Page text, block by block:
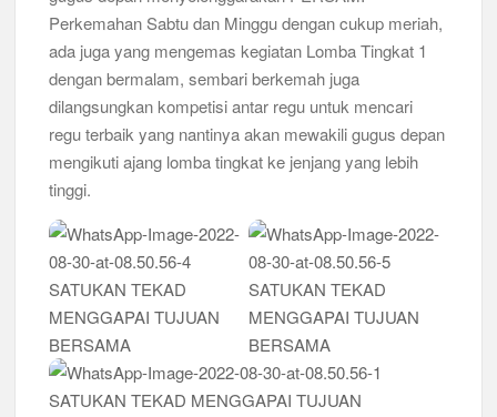
KerjaPerkemahan Sabtu dan Minggu dengan cukup meriah,
ada juga yang mengemas kegiatan Lomba Tingkat 1
dengan bermalam, sembari berkemah juga
dilangsungkan kompetisi antar regu untuk mencari
regu terbaik yang nantinya akan mewakili gugus depan
mengikuti ajang lomba tingkat ke jenjang yang lebih
tinggi.